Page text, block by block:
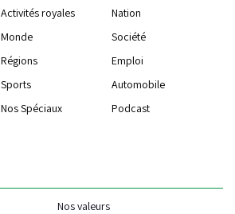
Activités royales
Nation
Monde
Société
Régions
Emploi
Sports
Automobile
Nos Spéciaux Podcast
Nos valeurs